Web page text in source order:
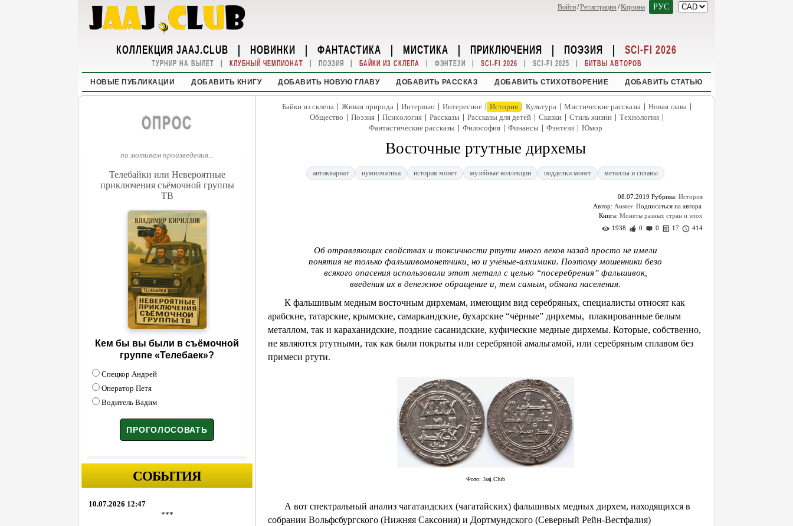
Войти/Регистрация /Корзина РУС
КОЛЛЕКЦИЯ JAAJ.CLUB | НОВИНКИ | ФАНТАСТИКА | МИСТИКА | ПРИКЛЮЧЕНИЯ | ПОЭЗИЯ | SCI-FI 2026
ТУРНИР НА ВЫЛЕТ | КЛУБНЫЙ ЧЕМПИОНАТ | ПОЭЗИЯ | БАЙКИ ИЗ СКЛЕПА | ФЭНТЕЗИ | SCI-FI 2026 | SCI-FI 2025 | БИТВЫ АВТОРОВ
НОВЫЕ ПУБЛИКАЦИИ ДОБАВИТЬ КНИГУ ДОБАВИТЬ НОВУЮ ГЛАВУ ДОБАВИТЬ РАССКАЗ ДОБАВИТЬ СТИХОТВОРЕНИЕ ДОБАВИТЬ СТАТЬЮ
ОПРОС
по мотивам произведения...
Телебайки или Невероятные
приключения съёмочной группы
ТВ
Кем бы вы были в съёмочной
группе «Телебаек»?
Спецкор Андрей
Оператор Петя
Водитель Вадим
СОБЫТИЯ
10.07.2026 12:47
***
Байки из склепа | Живая природа | Интервью | Интересное | История | Культура | Мистические рассказы | Новая глава |
Общество | Поэзия | Психология | Рассказы | Рассказы для детей | Сказки | Стиль жизни | Технологии |
Фантастические рассказы | Философия | Финансы | Фэнтези | Юмор
Восточные ртутные дирхемы
антиквариат нумизматика история монет музейные коллекции подделки монет металлы и сплавы
08.07.2019 Рубрика: История
Автор: Auster
Книга: Монеты разных стран и эпох
1938
0 0 17 414
Об отравляющих свойствах и токсичности ртути много веков назад просто не имели
понятия не только фальшивомонетчики, но и учёные-алхимики. Поэтому мошенники безо
всякого опасения использовали этот металл с целью “посеребрения” фальшивок,
введения их в денежное обращение и, тем самым, обмана населения.
К фальшивым медным восточным дирхемам, имеющим вид серебряных, специалисты относят как
арабские, татарские, крымские, самаркандские, бухарские “чёрные” дирхемы, плакированные белым
металлом, так и караханидские, поздние сасанидские, куфические медные дирхемы. Которые, собственно,
не являются ртутными, так как были покрыты или серебряной амальгамой, или серебряным сплавом без
примеси ртути.
Фото: Jaaj.Club
А вот спектральный анализ чагатаидских (чагатайских) фальшивых медных дирхем, находящихся в
собрании Вольфсбургского (Нижняя Саксония) и Дортмундского (Северный Рейн-Вестфалия)